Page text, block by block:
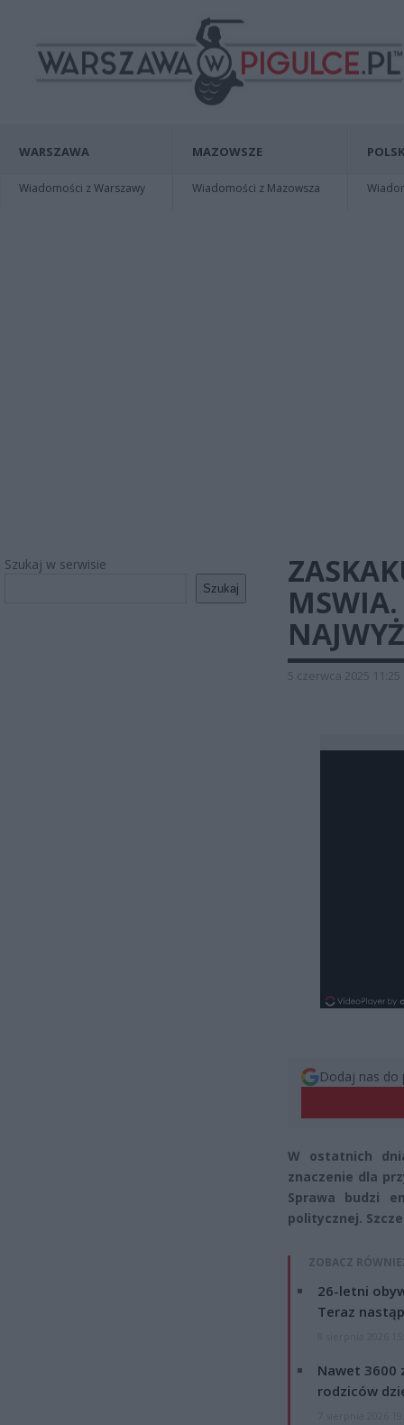
WARSZAWA
Wiadomości z Warszawy
MAZOWSZE
Wiadomości z Mazowsza
Szukaj w serwisie
Szukaj
5 czerwca 2025 11:25
Dodaj nas do
W ostatnich
znaczenie dla
Sprawa budzi
politycznej.
ZOBACZ
26-letni
Teraz
Nawet 3600
rodziców